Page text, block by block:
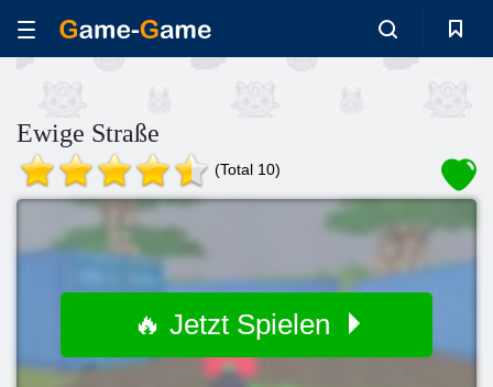
Ewige Straße
(Total 10)
🔥 Jetzt Spielen